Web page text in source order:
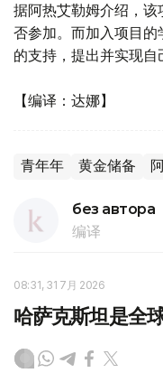
据阿热艾勒姆介绍，
否参加。而加入项目
的支持，提出并实现自
【编译：达娜】
青年年 黄金储备
без автора
编译
08:31, 31 7月 2026
哈萨克斯坦是全